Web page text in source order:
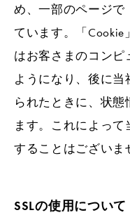
め、一部のページで
ています。「Cookie
はお客さまのコンピ
ようになり、後に
られたときに、状
ます。これによっ
することはございま
SSLの使用について